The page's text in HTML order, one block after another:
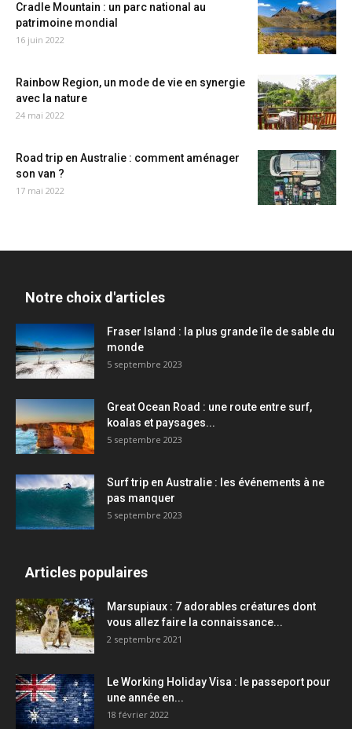
Cradle Mountain : un parc national au
patrimoine mondial
16 juin 2022
Rainbow Region, un mode de vie en synergie
avec la nature
24 mai 2022
Road trip en Australie : comment aménager
son van ?
17 mai 2022
Notre choix d'articles
Fraser Island : la plus grande île de sable du
monde
5 septembre 2023
Great Ocean Road : une route entre surf,
koalas et paysages...
5 septembre 2023
Surf trip en Australie : les événements à ne
pas manquer
5 septembre 2023
Articles populaires
Marsupiaux : 7 adorables créatures dont
vous allez faire la connaissance...
2 septembre 2021
Le Working Holiday Visa : le passeport pour
une année en...
18 février 2022